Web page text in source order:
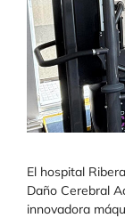
El hospital
Daño Cerebral
innovadora